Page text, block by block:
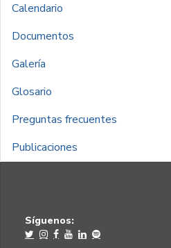
Calendario
Documentos
Galería
Glosario
Preguntas frecuentes
Publicaciones
Síguenos: